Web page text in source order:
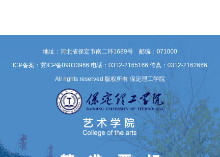
地址：河北省保定市南二环1689号 邮编：071000
ICP备案：冀ICP备09033966 电话：0312-2165166 传真：0312-2162666
All rights reserved 版权所有 保定理工学院